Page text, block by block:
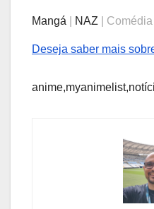
Mangá NAZ | Comédia
Deseja saber mais